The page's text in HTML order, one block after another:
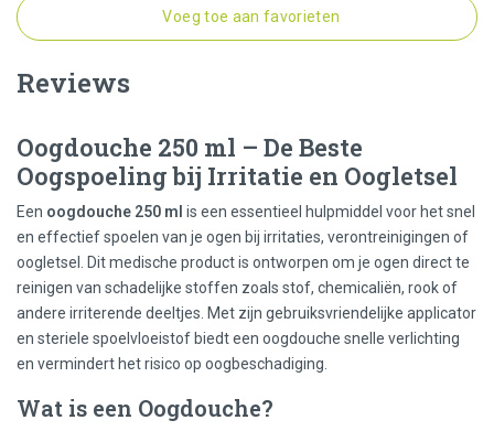
Voeg toe aan favorieten
Reviews
Oogdouche 250 ml – De Beste
Oogspoeling bij Irritatie en Oogletsel
Een oogdouche 250 ml is een essentieel hulpmiddel voor het snel
en effectief spoelen van je ogen bij irritaties, verontreinigingen of
oogletsel. Dit medische product is ontworpen om je ogen direct te
reinigen van schadelijke stoffen zoals stof, chemicaliën, rook of
andere irriterende deeltjes. Met zijn gebruiksvriendelijke applicator
en steriele spoelvloeistof biedt een oogdouche snelle verlichting
en vermindert het risico op oogbeschadiging.
Wat is een Oogdouche?